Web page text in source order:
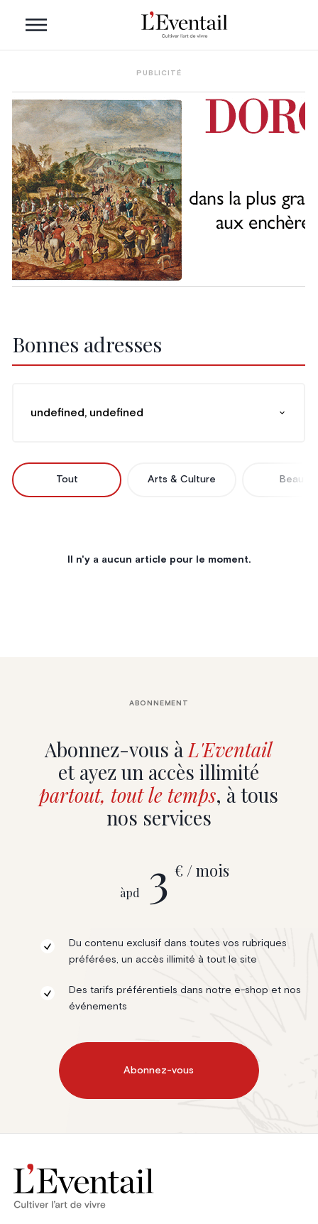
PUBLICITÉ
Bonnes adresses
undefined, undefined
Tout Arts & Culture Beauté
Il n'y a aucun article pour le moment.
Abonnez-vous àL'Eventail
et ayez un accès illimité
partout, tout le temps, à tous
nos services
ABONNEMENT
àpd 3 € / mois
Du contenu exclusif dans toutes vos rubriques
préférées, un accès illimité à tout le site
Des tarifs préférentiels dans notre e-shop et nos
événements
Abonnez-vous